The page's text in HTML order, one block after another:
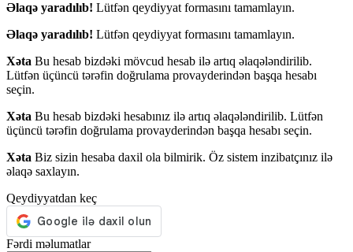
Əlaqə yaradılıb! Lütfən qeydiyyat formasını tamamlayın.
Əlaqə yaradılıb! Lütfən qeydiyyat formasını tamamlayın.
Xəta Bu hesab bizdəki mövcud hesab ilə artıq əlaqələndirilib.
Lütfən üçüncü tərəfin doğrulama provayderindən başqa hesabı
seçin.
Xəta Bu hesab bizdəki hesabınız ilə artıq əlaqələndirilib. Lütfən
üçüncü tərəfin doğrulama provayderindən başqa hesabı seçin.
Xəta Biz sizin hesaba daxil ola bilmirik. Öz sistem inzibatçınız ilə
əlaqə saxlayın.
Qeydiyyatdan keç
Fərdi məlumatlar